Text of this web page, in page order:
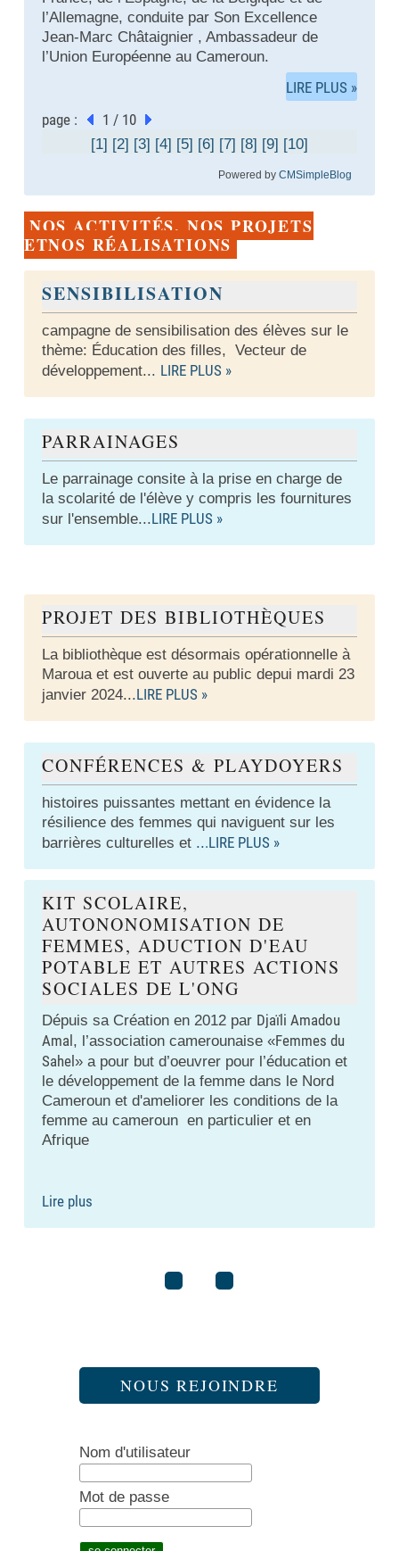
l’Allemagne, conduite par Son Excellence
Jean-Marc Châtaignier , Ambassadeur de
l’Union Européenne au Cameroun.
LIRE PLUS »
page :
1 / 10
[1] [2] [3] [4] [5] [6] [7] [8] [9] [10]
Powered byCMSimpleBlog
NOS ACTIVITÉS, NOS PROJETS
ETNOS RÉALISATIONS
SENSIBILISATION
campagne de sensibilisation des élèves sur le
thème: Éducation des filles, Vecteur de
développement... LIRE PLUS »
PARRAINAGES
Le parrainage consite à la prise en charge de
la scolarité de l'élève y compris les fournitures
sur l'ensemble...LIRE PLUS »
PROJET DES BIBLIOTHÈQUES
La bibliothèque est désormais opérationnelle à
Maroua et est ouverte au public depui mardi 23
janvier 2024...LIRE PLUS »
CONFÉRENCES & PLAYDOYERS
histoires puissantes mettant en évidence la
résilience des femmes qui naviguent sur les
barrières culturelles et ...LIRE PLUS »
KIT SCOLAIRE,
AUTONONOMISATION DE
FEMMES, ADUCTION D'EAU
POTABLE ET AUTRES ACTIONS
SOCIALES DE L'ONG
Dépuis sa Création en 2012 par Djaïli Amadou
Amal , l’association camerounaise «Femmes du
Sahel » a pour but d’oeuvrer pour l’éducation et
le développement de la femme dans le Nord
Cameroun et d'ameliorer les conditions de la
femme au cameroun en particulier et en
Afrique
Lire plus
NOUS REJOINDRE
Nom d'utilisateur
Mot de passe